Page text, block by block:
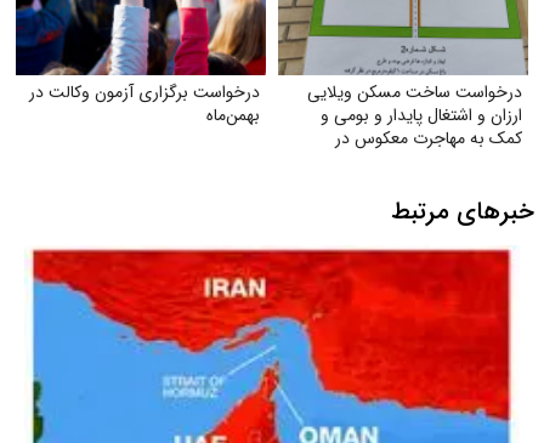
درخواست ساخت مسکن ویلایی
ارزان و اشتغال پایدار و بومی و
کمک به مهاجرت معکوس در
درخواست برگزاری آزمون وکالت در
بهمن‌ماه
خبرهای مرتبط